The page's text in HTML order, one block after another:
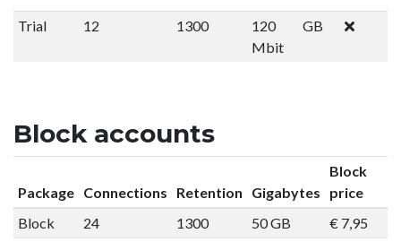
Trial 12 1300
120
Mbit
GB
Block accounts
Package Connections Retention Gigabytes
Block
price
Block
24 1300 50 GB € 7,95